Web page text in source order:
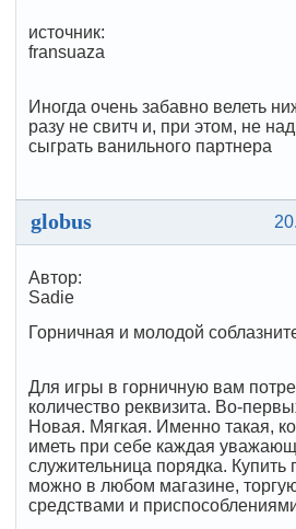
источник:
fransuaza
Иногда очень забавно велеть
разу не свитч и, при этом, не
сыграть ванильного партнера
globus
Автор:
Sadie
Горничная и молодой
Для игры в горничную вам
количество реквизита. Во-
Новая. Мягкая. Именно такая,
иметь при себе каждая
служительница порядка. Купить
можно в любом магазине,
средствами и